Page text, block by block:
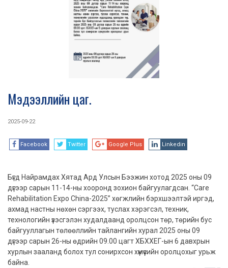
Мэдээллийн цаг.
2025-09-22
Facebook Twitter Google Plus Linkedin
Бүгд Найрамдах Хятад Ард Улсын Бээжин хотод 2025 оны 09
дүгээр сарын 11-14-ны хооронд зохион байгуулагдсан. “Care
Rehabilitation Expo China-2025” хөгжлийн бэрхшээлтэй иргэд,
ахмад настны нөхөн сэргээх, туслах хэрэгсэл, техник,
технологийн үзэсгэлэн худалдаанд оролцсон төр, төрийн бус
байгууллагын төлөөллийн тайлангийн хурал 2025 оны 09
дүгээр сарын 26-ны өдрийн 09.00 цагт ХБХХЕГ-ын 6 давхрын
хурлын зааланд болох тул сонирхсон хүмүүсийн оролцохыг урьж
байна.